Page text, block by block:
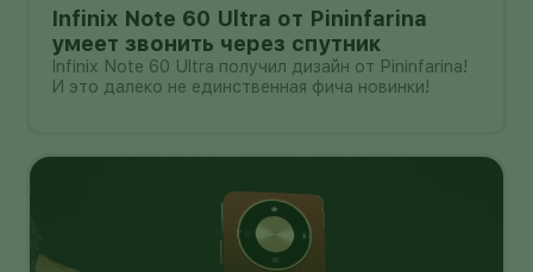
Infinix Note 60 Ultra от Pininfarina
умеет звонить через спутник
Infinix Note 60 Ultra получил дизайн от Pininfarina!
И это далеко не единственная фича новинки!